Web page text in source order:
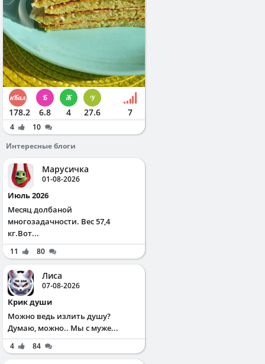
178.2 6.8 4 27.6 7
4
10
Интересные блоги
Марусичка
01-08-2026
Июль 2026
Месяц долбаной
многозадачности. Вес 57,4
кг.Вот...
11 80
Лиса
07-08-2026
Крик души
Можно ведь излить душу?
Думаю, можно.. Мы с муже...
4 84